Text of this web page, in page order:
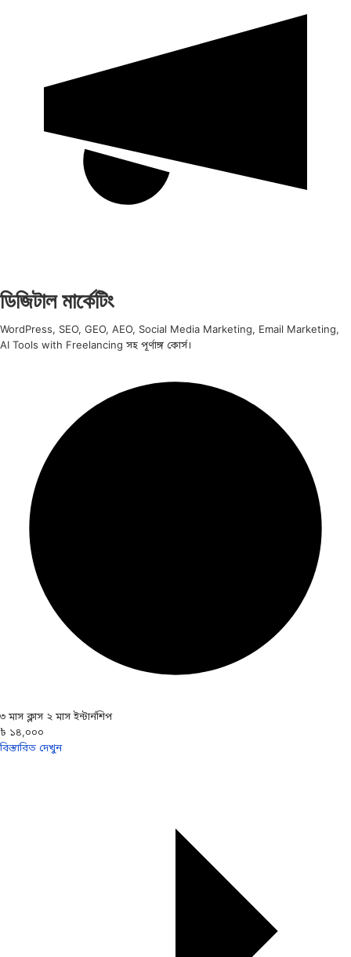
ডিজিটাল মার্কেটিং
WordPress, SEO, GEO, AEO, Social Media Marketing, Email Marketing,
AI Tools with Freelancing সহ পূর্ণাঙ্গ কোর্স।
৩ মাস ক্লাস ২ মাস ইন্টার্নশিপ
৳ ১৪,০০০
বিস্তারিত দেখুন